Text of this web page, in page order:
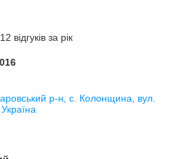
відгуків за рік
р-н, с. Колонщина, вул.